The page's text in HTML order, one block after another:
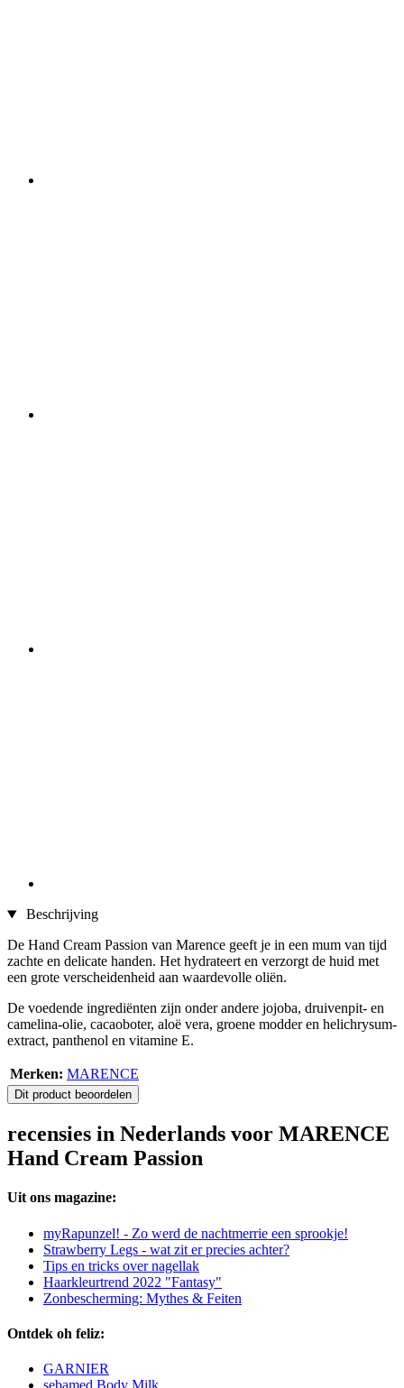
Beschrijving
De Hand Cream Passion van Marence geeft je in een mum van tijd
zachte en delicate handen. Het hydrateert en verzorgt de huid met
een grote verscheidenheid aan waardevolle oliën.
De voedende ingrediënten zijn onder andere jojoba, druivenpit- en
camelina-olie, cacaoboter, aloë vera, groene modder en helichrysum-
extract, panthenol en vitamine E.
Merken: MARENCE
Dit product beoordelen
recensies in Nederlands voor MARENCE
Hand Cream Passion
Uit ons magazine:
myRapunzel! - Zo werd de nachtmerrie een sprookje!
Strawberry Legs - wat zit er precies achter?
Tips en tricks over nagellak
Haarkleurtrend 2022 "Fantasy"
Zonbescherming: Mythes & Feiten
Ontdek oh feliz:
GARNIER